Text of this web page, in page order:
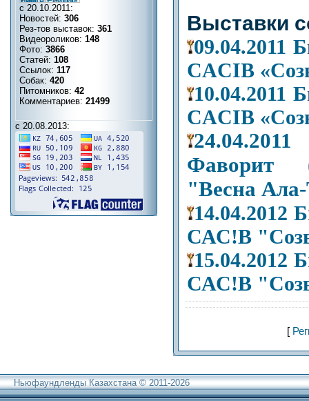
с 20.10.2011:
Новостей: 306
Рез-тов выставок: 361
Видеороликов: 148
Фото: 3866
Статей: 108
Ссылок: 117
Собак: 420
Питомников: 42
Комментариев: 21499
с 20.08.2013:
Выставки
09.04.2011
CACIB
CACIB
Фаворит
"Весна
САС!В
САС!В
[
Ньюфаундленды Казахстана © 2011-2026